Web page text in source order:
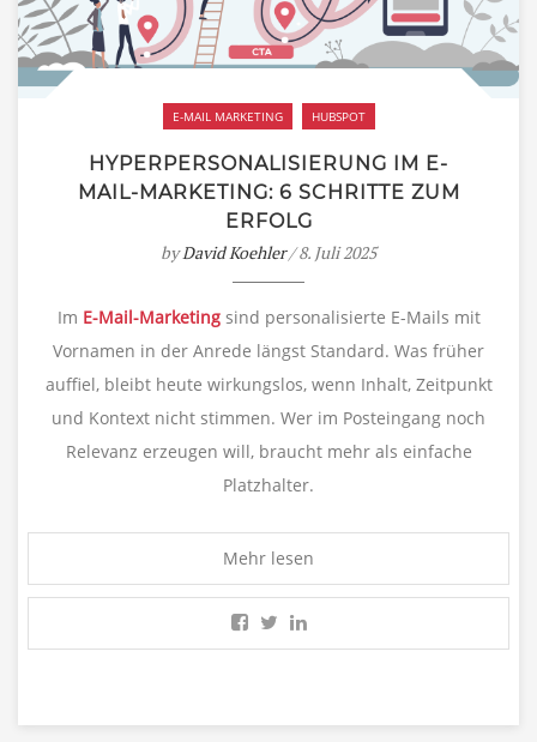
E-MAIL MARKETING HUBSPOT
HYPERPERSONALISIERUNG IM E-
MAIL-MARKETING: 6 SCHRITTE ZUM
ERFOLG
byDavid Koehler/ 8. Juli 2025
Im E-Mail-Marketingsind personalisierte E-Mails mit
Vornamen in der Anrede längst Standard. Was früher
auffiel, bleibt heute wirkungslos, wenn Inhalt, Zeitpunkt
und Kontext nicht stimmen. Wer im Posteingang noch
Relevanz erzeugen will, braucht mehr als einfache
Platzhalter.
Mehr lesen